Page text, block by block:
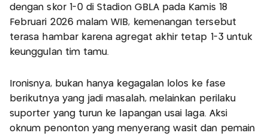
dengan skor 1-0 di Stadion GBLA pada Kamis 18
Februari 2026 malam WIB, kemenangan tersebut
terasa hambar karena agregat akhir tetap 1-3 untuk
keunggulan tim tamu.
Ironisnya, bukan hanya kegagalan lolos ke fase
berikutnya yang jadi masalah, melainkan perilaku
suporter yang turun ke lapangan usai laga. Aksi
oknum penonton yang menyerang wasit dan pemain